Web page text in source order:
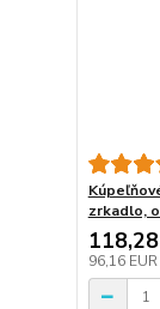
zrkadlo,
96,16 EUR